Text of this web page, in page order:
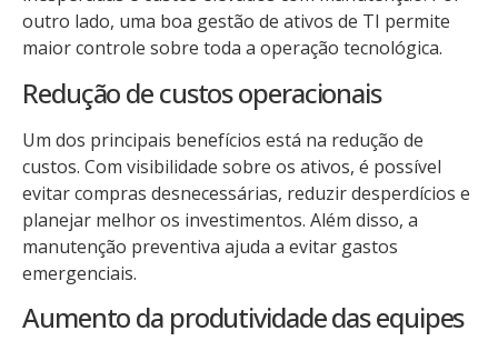
outro lado, uma boa gestão de ativos de TI permite
maior controle sobre toda a operação tecnológica.
Redução de custos operacionais
Um dos principais benefícios está na redução de
custos. Com visibilidade sobre os ativos, é possível
evitar compras desnecessárias, reduzir desperdícios e
planejar melhor os investimentos. Além disso, a
manutenção preventiva ajuda a evitar gastos
emergenciais.
Aumento da produtividade das equipes